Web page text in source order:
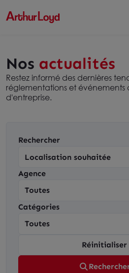
Nos actualités
Restez informé des dernières
réglementations et
d'entreprise.
Rechercher
Agence
Catégories
Réinitialiser